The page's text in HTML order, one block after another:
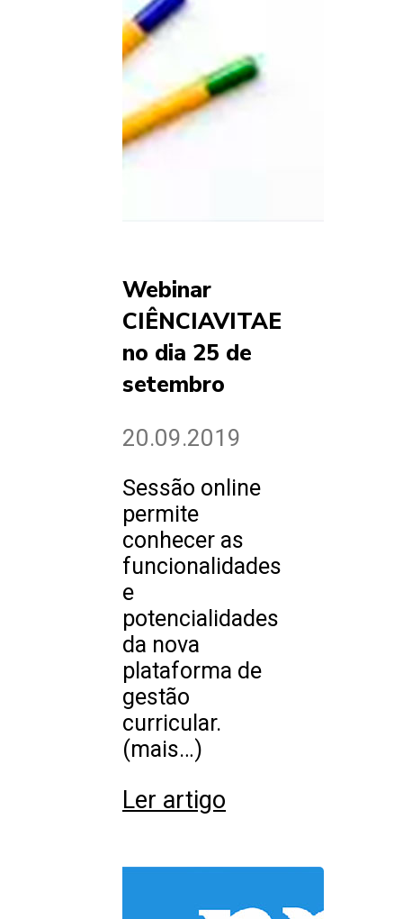
Webinar
CIÊNCIAVITAE
no dia 25 de
setembro
20.09.2019
Sessão online
permite
conhecer as
funcionalidades
e
potencialidades
da nova
plataforma de
gestão
curricular.
(mais…)
Ler artigo